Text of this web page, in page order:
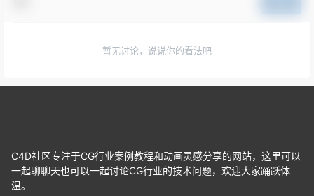
暂无讨论，说说你的看法吧
C4D社区专注于CG行业案例教程和动画灵感分享的网站，这里可以
一起聊聊天也可以一起讨论CG行业的技术问题，欢迎大家踊跃体
温。